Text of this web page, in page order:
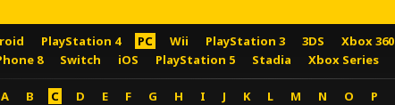
PlayStation 4 PC Wii PlayStation 3 3DS Xbox 360
8
Switch iOS PlayStation 5 Stadia Xbox Series
A B C D E F G H I J K L M N O P